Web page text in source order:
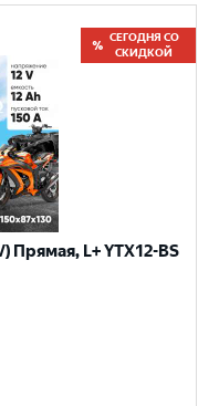
СЕГОДНЯ СО
СКИДКОЙ
Прямая, L+ YTX12-BS